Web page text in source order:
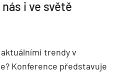
i ve světě
trendy v
Konference představuje